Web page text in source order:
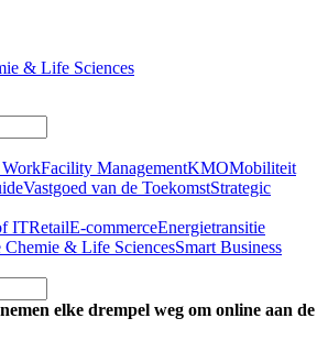
& Life Sciences
Facility ManagementKMOMobiliteit
Vastgoed van de ToekomstStrategic
ITRetailE-commerceEnergietransitie
Chemie & Life SciencesSmart Business
elke drempel weg om online aan de